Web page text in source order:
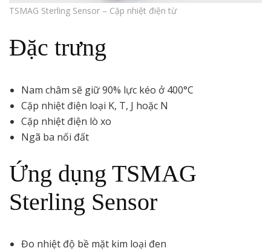
TSMAG Sterling Sensor – Cặp nhiệt điện từ
Đặc trưng
Nam châm sẽ giữ 90% lực kéo ở 400°C
Cặp nhiệt điện loại K, T, J hoặc N
Cặp nhiệt điện lò xo
Ngã ba nối đất
Ứng dụng TSMAG
Sterling Sensor
Đo nhiệt độ bề mặt kim loại đen